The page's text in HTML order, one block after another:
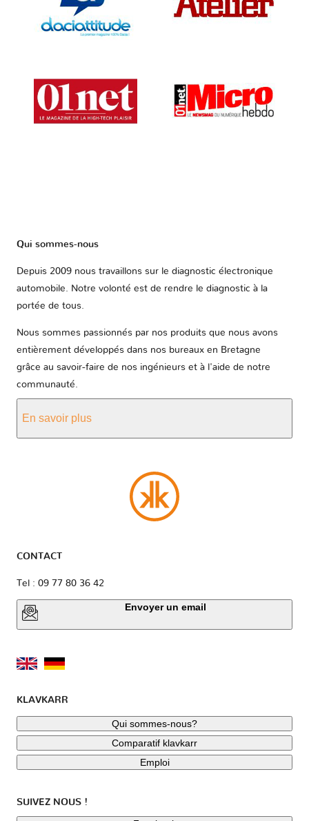
Qui sommes-nous
Depuis 2009 nous travaillons sur le diagnostic électronique
automobile. Notre volonté est de rendre le diagnostic à la
portée de tous.
Nous sommes passionnés par nos produits que nous avons
entièrement développés dans nos bureaux en Bretagne
grâce au savoir-faire de nos ingénieurs et à l'aide de notre
communauté.
En savoir plus
CONTACT
Tel : 09 77 80 36 42
Envoyer un email
KLAVKARR
Qui sommes-nous?
Comparatif klavkarr
Emploi
SUIVEZ NOUS !